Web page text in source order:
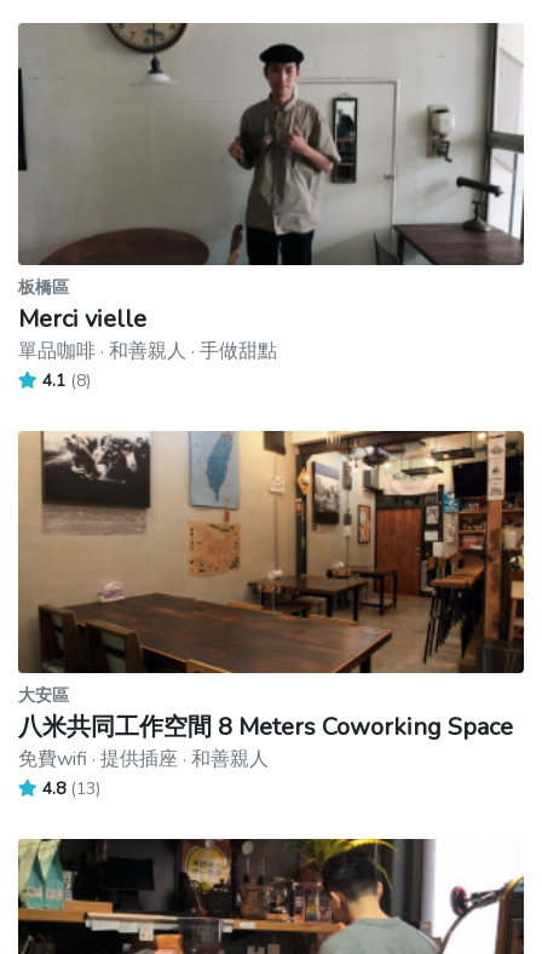
板橋區
Merci vielle
單品咖啡 · 和善親人 · 手做甜點
4.1 (8)
大安區
八米共同工作空間 8 Meters Coworking Space
免費wifi · 提供插座 · 和善親人
4.8 (13)